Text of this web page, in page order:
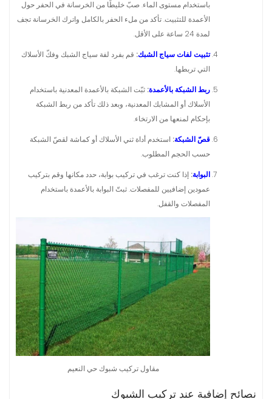
باستخدام مستوى الماء. صبّ خليطًا من الخرسانة في الحفر حول
الأعمدة للتثبيت. تأكد من ملء الحفر بالكامل واترك الخرسانة تجف
لمدة 24 ساعة على الأقل.
تثبيت لفات سياج الشبك: قم بفرد لفة سياج الشبك وفكّ الأسلاك
التي تربطها.
ربط الشبكة بالأعمدة: ثبّت الشبكة بالأعمدة المعدنية باستخدام
الأسلاك أو المشابك المعدنية، وبعد ذلك تأكد من ربط الشبكة
بإحكام لمنعها من الارتخاء.
قصّ الشبكة: استخدم أداة ثني الأسلاك أو كماشة لقصّ الشبكة
حسب الحجم المطلوب.
البوابة: إذا كنت ترغب في تركيب بوابة، حدد مكانها وقم بتركيب
عمودين إضافيين للمفصلات. ثبتّ البوابة بالأعمدة باستخدام
المفصلات والقفل.
مقاول تركيب شبوك حي النعيم
نصائح إضافية عند تركيب الشبوك